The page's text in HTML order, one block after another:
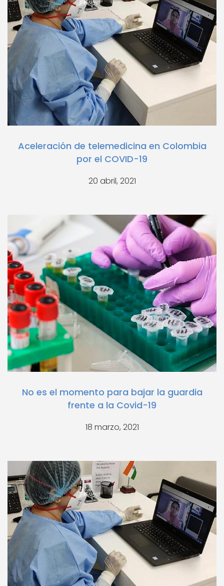
Aceleración de telemedicina en Colombia
por el COVID-19
20 abril, 2021
No es el momento para bajar la guardia
frente a la Covid-19
18 marzo, 2021